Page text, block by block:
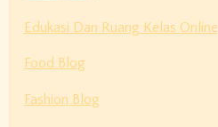
Edukasi Dan Ruang Kelas Online
Food Blog
Fashion Blog